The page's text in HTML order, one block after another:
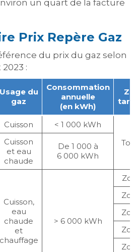
un quart de la facture
Prix Repère Gaz
du prix du gaz selon
:
Usage du
gaz
Consommation
annuelle
(en kWh)
Cuisson
< 1 000 kWh
Cuisson
et eau
chaude
De 1 000 à
6 000 kWh
Cuisson,
eau
chaude
et
chauffage
> 6 000 kWh